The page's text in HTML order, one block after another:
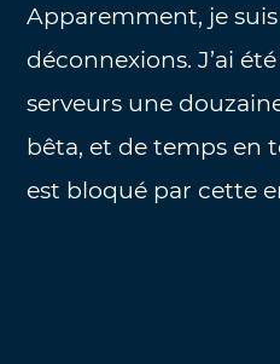
Apparemment, je
déconnexions. J’ai
serveurs une
bêta, et de temps en
est bloqué par cette